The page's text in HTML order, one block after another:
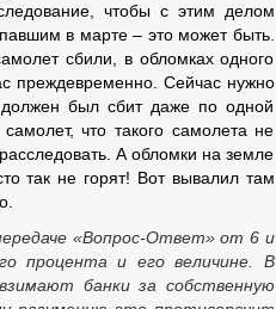
чтобы с этим делом
в марте – это может быть.
сбили, в обломках одного
преждевременно. Сейчас нужно
должен был сбит даже по одной
что такого самолета не
А обломки на земле
так не горят! Вот вывалил там
«Вопрос-Ответ» от 6 и
процента и его величине. В
банки за собственную